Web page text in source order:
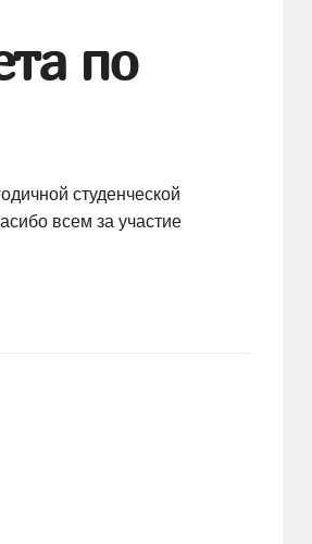
по
студенческой
всем за участие